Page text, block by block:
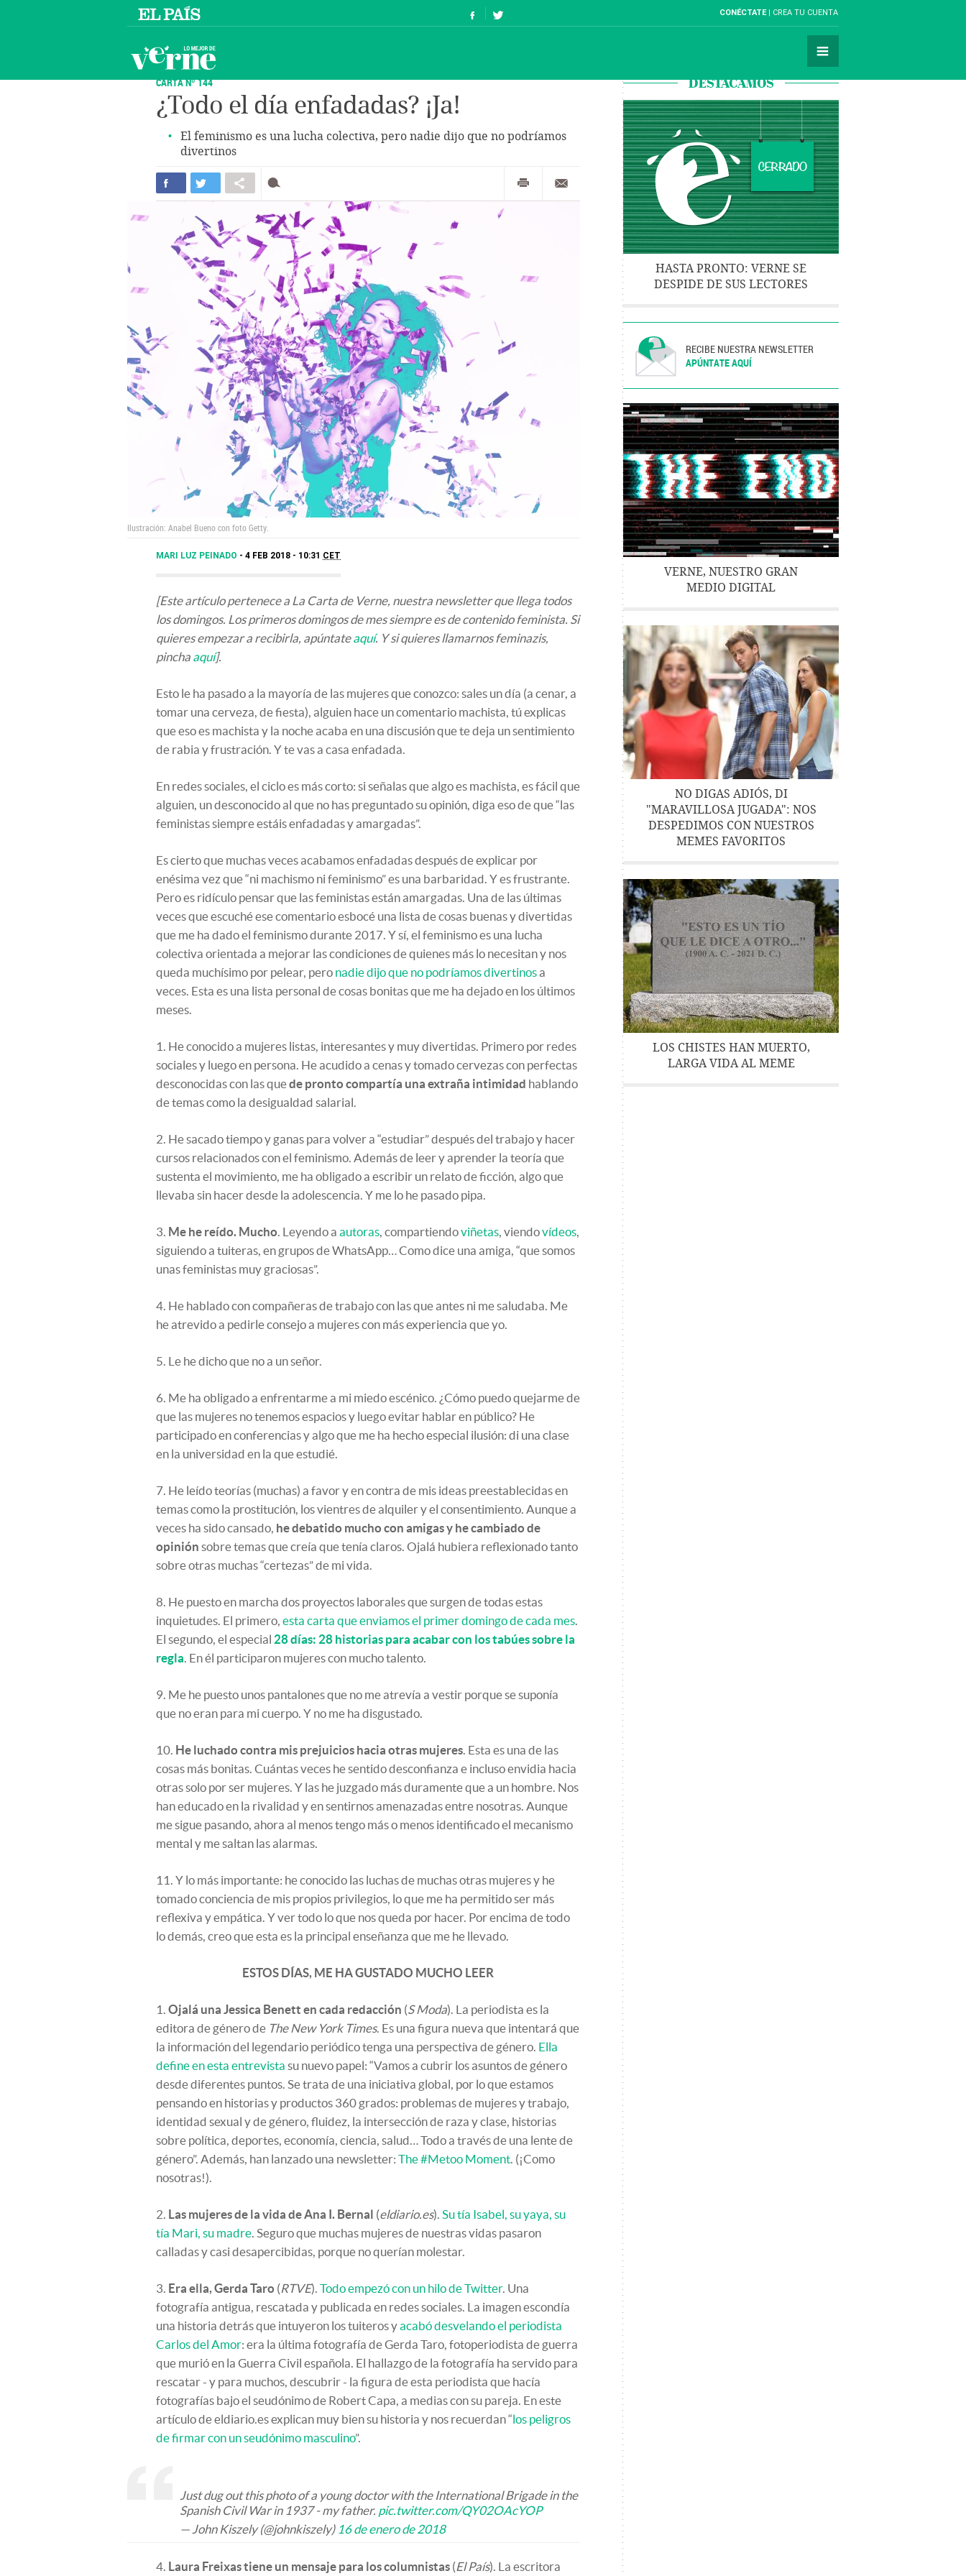
CONÉCTATE CREA TU CUENTA
CARTA Nº 144
¿Todo el día enfadadas? ¡Ja!
El feminismo es una lucha colectiva, pero nadie dijo que no podríamos
divertinos
Ilustración: Anabel Bueno con foto Getty.
MARI LUZ PEINADO 4 FEB 2018 - 10:31 CET
[Este artículo pertenece a La Carta de Verne, nuestra newsletter que llega todos
los domingos. Los primeros domingos de mes siempre es de contenido feminista. Si
quieres empezar a recibirla, apúntateaquí. Y si quieres llamarnos feminazis,
pincha aquí].
Esto le ha pasado a la mayoría de las mujeres que conozco: sales un día (a cenar, a
tomar una cerveza, de fiesta), alguien hace un comentario machista, tú explicas
que eso es machista y la noche acaba en una discusión que te deja un sentimiento
de rabia y frustración. Y te vas a casa enfadada.
En redes sociales, el ciclo es más corto: si señalas que algo es machista, es fácil que
alguien, un desconocido al que no has preguntado su opinión, diga eso de que “las
feministas siempre estáis enfadadas y amargadas”.
Es cierto que muchas veces acabamos enfadadas después de explicar por
enésima vez que “ni machismo ni feminismo” es una barbaridad. Y es frustrante.
Pero es ridículo pensar que las feministas están amargadas. Una de las últimas
veces que escuché ese comentario esbocé una lista de cosas buenas y divertidas
que me ha dado el feminismo durante 2017. Y sí, el feminismo es una lucha
colectiva orientada a mejorar las condiciones de quienes más lo necesitan y nos
queda muchísimo por pelear, pero nadie dijo que no podríamos divertinosa
veces. Esta es una lista personal de cosas bonitas que me ha dejado en los últimos
meses.
1. He conocido a mujeres listas, interesantes y muy divertidas. Primero por redes
sociales y luego en persona. He acudido a cenas y tomado cervezas con perfectas
desconocidas con las quede pronto compartía una extraña intimidad hablando
de temas como la desigualdad salarial.
2. He sacado tiempo y ganas para volver a “estudiar” después del trabajo y hacer
cursos relacionados con el feminismo. Además de leer y aprender la teoría que
sustenta el movimiento, me ha obligado a escribir un relato de ficción, algo que
llevaba sin hacer desde la adolescencia. Y me lo he pasado pipa.
3. Me he reído. Mucho. Leyendo a autoras, compartiendoviñetas, viendovídeos,
siguiendo a tuiteras, en grupos de WhatsApp… Como dice una amiga, “que somos
unas feministas muy graciosas”.
4. He hablado con compañeras de trabajo con las que antes ni me saludaba. Me
he atrevido a pedirle consejo a mujeres con más experiencia que yo.
5. Le he dicho que no a un señor.
6. Me ha obligado a enfrentarme a mi miedo escénico. ¿Cómo puedo quejarme de
que las mujeres no tenemos espacios y luego evitar hablar en público? He
participado en conferencias y algo que me ha hecho especial ilusión: di una clase
en la universidad en la que estudié.
7. He leído teorías (muchas) a favor y en contra de mis ideas preestablecidas en
temas como la prostitución, los vientres de alquiler y el consentimiento. Aunque a
veces ha sido cansado, he debatido mucho con amigas y he cambiado de
opinión sobre temas que creía que tenía claros. Ojalá hubiera reflexionado tanto
sobre otras muchas “certezas” de mi vida.
8. He puesto en marcha dos proyectos laborales que surgen de todas estas
inquietudes. El primero, esta carta que enviamos el primer domingo de cada mes.
El segundo, el especial 28 días: 28 historias para acabar con los tabúes sobre la
regla. En él participaron mujeres con mucho talento.
9. Me he puesto unos pantalones que no me atrevía a vestir porque se suponía
que no eran para mi cuerpo. Y no me ha disgustado.
10. He luchado contra mis prejuicios hacia otras mujeres. Esta es una de las
cosas más bonitas. Cuántas veces he sentido desconfianza e incluso envidia hacia
otras solo por ser mujeres. Y las he juzgado más duramente que a un hombre. Nos
han educado en la rivalidad y en sentirnos amenazadas entre nosotras. Aunque
me sigue pasando, ahora al menos tengo más o menos identificado el mecanismo
mental y me saltan las alarmas.
11. Y lo más importante: he conocido las luchas de muchas otras mujeres y he
tomado conciencia de mis propios privilegios, lo que me ha permitido ser más
reflexiva y empática. Y ver todo lo que nos queda por hacer. Por encima de todo
lo demás, creo que esta es la principal enseñanza que me he llevado.
ESTOS DÍAS, ME HA GUSTADO MUCHO LEER
1. Ojalá una Jessica Benett en cada redacción (S Moda). La periodista es la
editora de género de The New York Times. Es una figura nueva que intentará que
la información del legendario periódico tenga una perspectiva de género. Ella
define en esta entrevista su nuevo papel: “Vamos a cubrir los asuntos de género
desde diferentes puntos. Se trata de una iniciativa global, por lo que estamos
pensando en historias y productos 360 grados: problemas de mujeres y trabajo,
identidad sexual y de género, fluidez, la intersección de raza y clase, historias
sobre política, deportes, economía, ciencia, salud… Todo a través de una lente de
género”. Además, han lanzado una newsletter: The #Metoo Moment. (¡Como
nosotras!).
2. Las mujeres de la vida de Ana I. Bernal (eldiario.es). Su tía Isabel, su yaya, su
tía Mari, su madre. Seguro que muchas mujeres de nuestras vidas pasaron
calladas y casi desapercibidas, porque no querían molestar.
3. Era ella, Gerda Taro (RTVE). Todo empezó con un hilo de Twitter. Una
fotografía antigua, rescatada y publicada en redes sociales. La imagen escondía
una historia detrás que intuyeron los tuiteros yacabó desvelando el periodista
Carlos del Amor: era la última fotografía de Gerda Taro, fotoperiodista de guerra
que murió en la Guerra Civil española. El hallazgo de la fotografía ha servido para
rescatar - y para muchos, descubrir - la figura de esta periodista que hacía
fotografías bajo el seudónimo de Robert Capa, a medias con su pareja. En este
artículo de eldiario.es explican muy bien su historia y nos recuerdan “los peligros
de firmar con un seudónimo masculino”.
Just dug out this photo of a young doctor with the International Brigade in the
Spanish Civil War in 1937 - my father. pic.twitter.com/QY02OAcYOP
— John Kiszely (@johnkiszely) 16 de enero de 2018
4. Laura Freixas tiene un mensaje para los columnistas (El País). La escritora
DESTACAMOS
HASTA PRONTO: VERNE SE
DESPIDE DE SUS LECTORES
RECIBE NUESTRA NEWSLETTER
APÚNTATE AQUÍ
VERNE, NUESTRO GRAN
MEDIO DIGITAL
NO DIGAS ADIÓS, DI
"MARAVILLOSA JUGADA": NOS
DESPEDIMOS CON NUESTROS
MEMES FAVORITOS
LOS CHISTES HAN MUERTO,
LARGA VIDA AL MEME